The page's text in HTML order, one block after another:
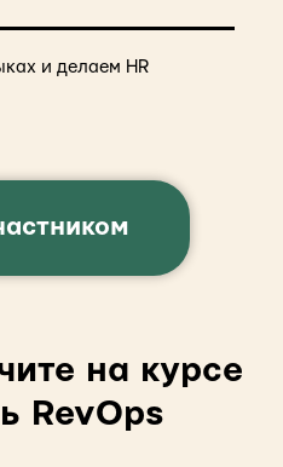
и делаем HR
на курсе
RevOps